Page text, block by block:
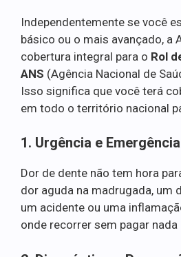
Independentemente se você
básico ou o mais avançado, a
cobertura integral para o Rol
ANS (Agência Nacional de
Isso significa que você terá
em todo o território nacional
1. Urgência e
Dor de dente não tem hora
dor aguda na madrugada, um
um acidente ou uma
onde recorrer sem pagar